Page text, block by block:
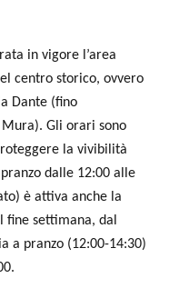
in vigore l’area
centro storico, ovvero
Dante (fino
Gli orari sono
la vivibilità
dalle 12:00 alle
è attiva anche la
settimana, dal
a pranzo (12:00-14:30)